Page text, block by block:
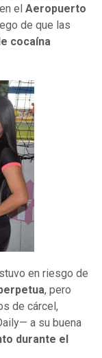
el Aeropuerto
de que las
cocaína
en riesgo de
, pero
de cárcel,
a su buena
durante el